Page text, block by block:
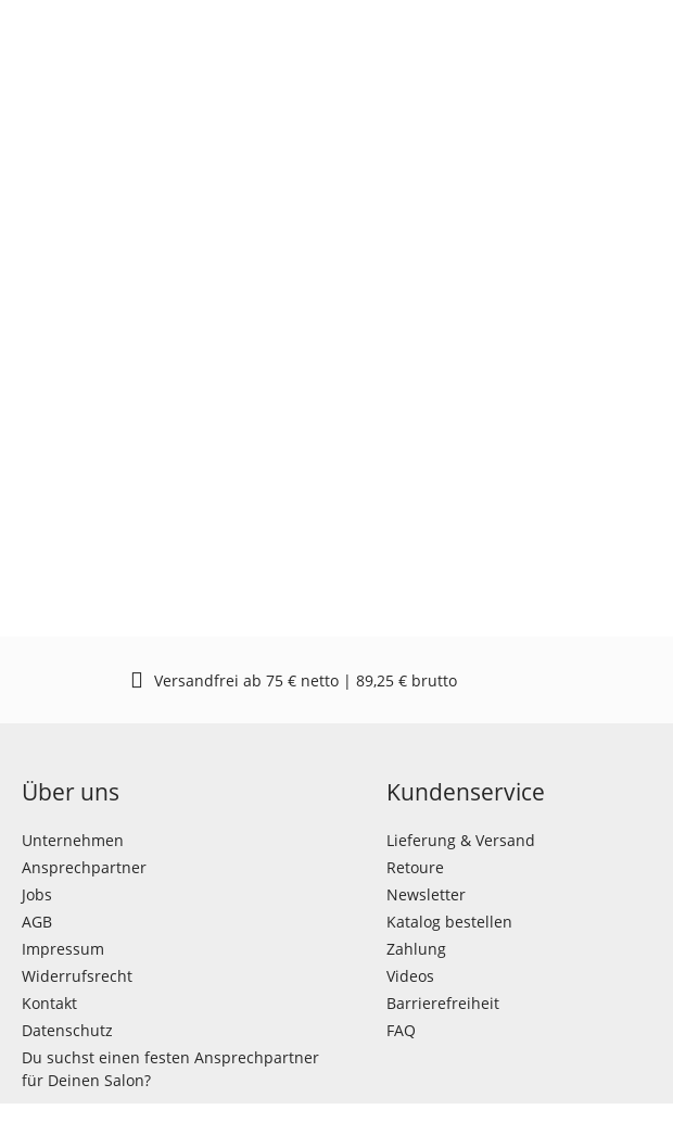
Versandfrei ab 75 € netto | 89,25 € brutto
Über uns
Unternehmen
Ansprechpartner
Jobs
AGB
Impressum
Widerrufsrecht
Kontakt
Datenschutz
Du suchst einen festen Ansprechpartner
für Deinen Salon?
Kundenservice
Lieferung & Versand
Retoure
Newsletter
Katalog bestellen
Zahlung
Videos
Barrierefreiheit
FAQ